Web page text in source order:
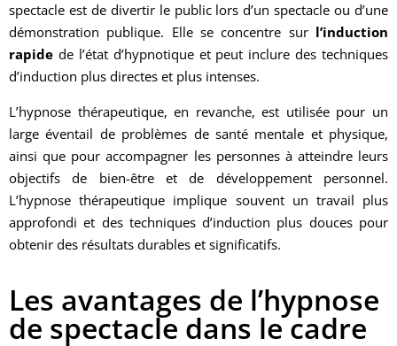
spectacle est de divertir le public lors d’un spectacle ou d’une
démonstration publique. Elle se concentre sur l’induction
rapide de l’état d’hypnotique et peut inclure des techniques
d’induction plus directes et plus intenses.
L’hypnose thérapeutique, en revanche, est utilisée pour un
large éventail de problèmes de santé mentale et physique,
ainsi que pour accompagner les personnes à atteindre leurs
objectifs de bien-être et de développement personnel.
L’hypnose thérapeutique implique souvent un travail plus
approfondi et des techniques d’induction plus douces pour
obtenir des résultats durables et significatifs.
Les avantages de l’hypnose
de spectacle dans le cadre